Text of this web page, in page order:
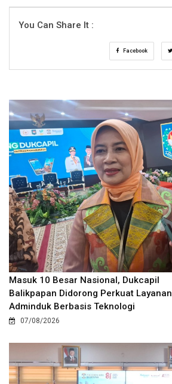
You Can Share It :
Facebook
Masuk 10 Besar Nasional, Dukcapil
Balikpapan Didorong Perkuat Layanan
Adminduk Berbasis Teknologi
07/08/2026